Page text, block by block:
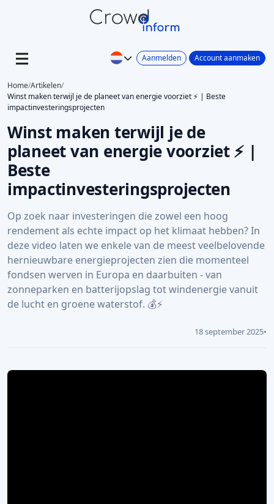
Aanmelden Account aanmaken
Home/Artikelen/
Winst maken terwijl je de planeet van energie voorziet ⚡ | Beste
impactinvesteringsprojecten
Winst maken terwijl je de
planeet van energie voorziet ⚡ |
Beste
impactinvesteringsprojecten
Op zoek naar investeringen die zowel een hoog
rendement als echte impact op het klimaat hebben? In
deze video laten we enkele van de meest veelbelovende
hernieuwbare energieprojecten zien die momenteel
fondsen werven in Europa en daarbuiten - van
zonneparken en batterijopslag tot windenergie vanuit
de lucht en groene waterstof. 💰⚡
18 september 2025•